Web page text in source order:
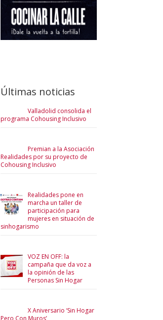
Últimas noticias
Valladolid consolida el
programa Cohousing Inclusivo
Premian a la Asociación
Realidades por su proyecto de
Cohousing Inclusivo
Realidades pone en
marcha un taller de
participación para
mujeres en situación de
sinhogarismo
VOZ EN OFF: la
campaña que da voz a
la opinión de las
Personas Sin Hogar
X Aniversario ‘Sin Hogar